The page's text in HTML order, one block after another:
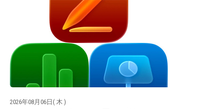
2026年08月06日( 木 )